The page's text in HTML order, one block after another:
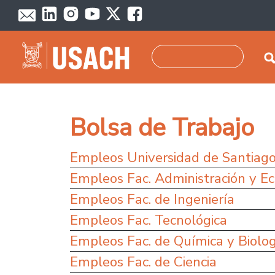
Skip to main content
Bolsa de Trabajo
Empleos Universidad de Santiago
Empleos Fac. Administración y
Empleos Fac. de Ingeniería
Empleos Fac. Tecnológica
Empleos Fac. de Química y
Empleos Fac. de Ciencia